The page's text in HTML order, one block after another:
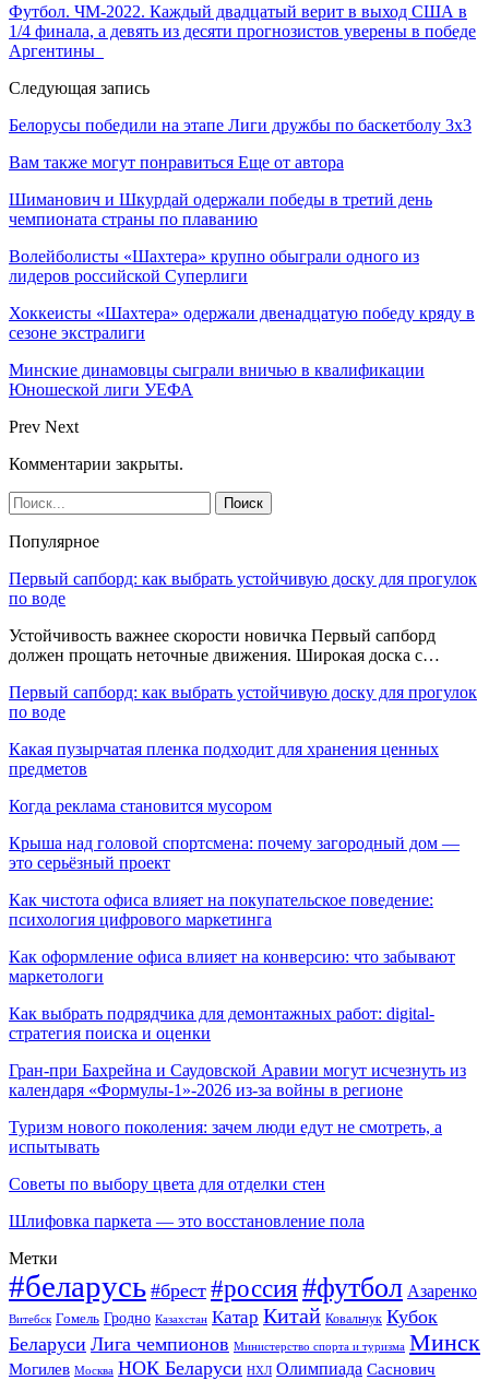
Футбол. ЧМ-2022. Каждый двадцатый верит в выход США в
1/4 финала, а девять из десяти прогнозистов уверены в победе
Аргентины
Следующая запись
Белорусы победили на этапе Лиги дружбы по баскетболу 3х3
Вам также могут понравиться Еще от автора
Шиманович и Шкурдай одержали победы в третий день
чемпионата страны по плаванию
Волейболисты «Шахтера» крупно обыграли одного из
лидеров российской Суперлиги
Хоккеисты «Шахтера» одержали двенадцатую победу кряду в
сезоне экстралиги
Минские динамовцы сыграли вничью в квалификации
Юношеской лиги УЕФА
Prev Next
Комментарии закрыты.
Популярное
Первый сапборд: как выбрать устойчивую доску для прогулок
по воде
Устойчивость важнее скорости новичка Первый сапборд
должен прощать неточные движения. Широкая доска с…
Первый сапборд: как выбрать устойчивую доску для прогулок
по воде
Какая пузырчатая пленка подходит для хранения ценных
предметов
Когда реклама становится мусором
Крыша над головой спортсмена: почему загородный дом —
это серьёзный проект
Как чистота офиса влияет на покупательское поведение:
психология цифрового маркетинга
Как оформление офиса влияет на конверсию: что забывают
маркетологи
Как выбрать подрядчика для демонтажных работ: digital-
стратегия поиска и оценки
Гран-при Бахрейна и Саудовской Аравии могут исчезнуть из
календаря «Формулы-1»-2026 из-за войны в регионе
Туризм нового поколения: зачем люди едут не смотреть, а
испытывать
Советы по выбору цвета для отделки стен
Шлифовка паркета — это восстановление пола
Метки
#беларусь #брест #россия#футбол Азаренко
Витебск Гомель Гродно Казахстан Катар Китай Ковальчук Кубок
Беларуси Лига чемпионов Министерство спорта и туризма Минск
Могилев Москва НОК Беларуси НХЛ Олимпиада Саснович